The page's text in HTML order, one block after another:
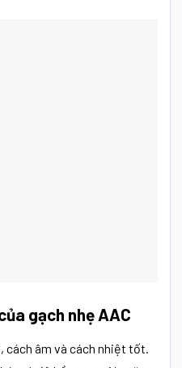
gạch nhẹ AAC
cách âm và cách nhiệt tốt.